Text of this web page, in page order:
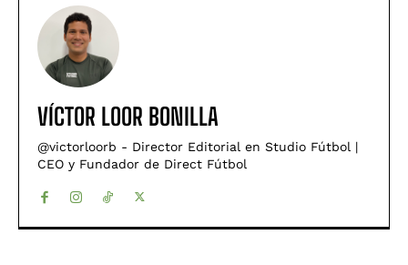
VÍCTOR LOOR BONILLA
@victorloorb - Director Editorial en Studio Fútbol |
CEO y Fundador de Direct Fútbol